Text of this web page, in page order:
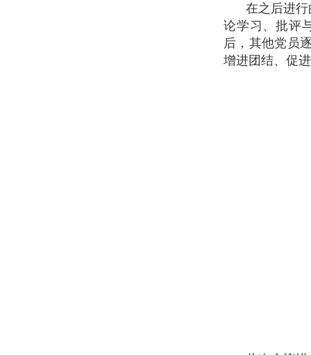
在之后进
论学习、批评
后，其他党员
增进团结、促